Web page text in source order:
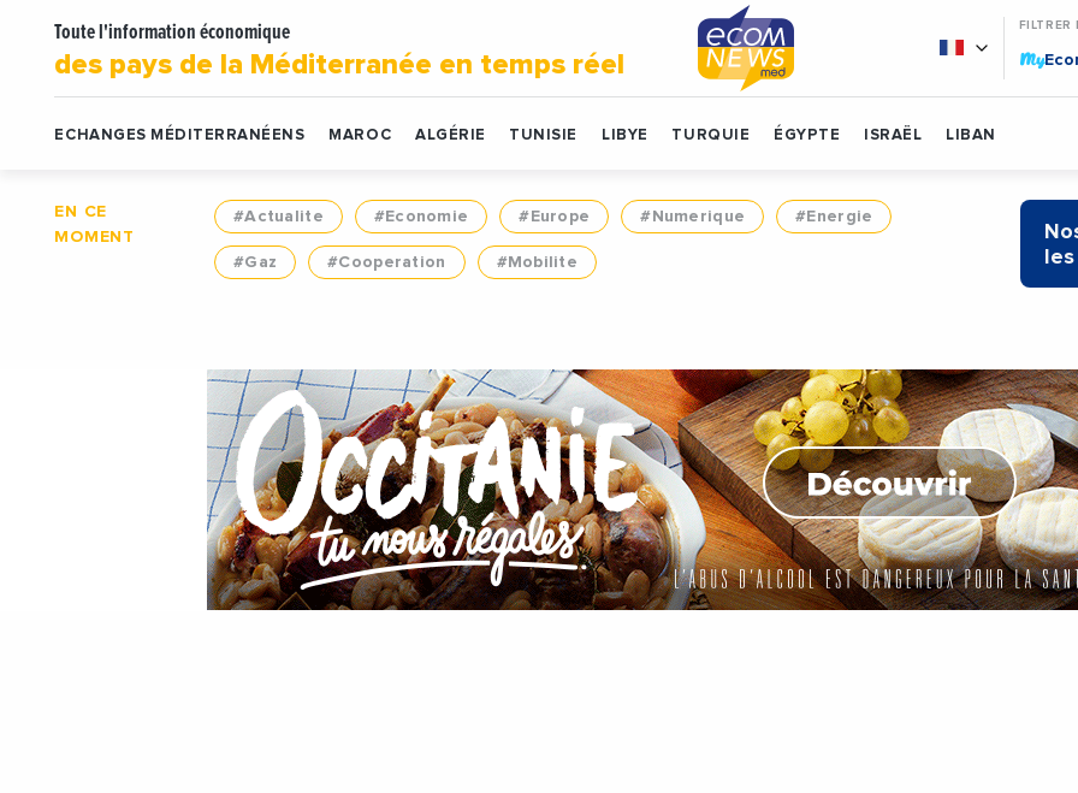
Toute l'information économique
des pays de la Méditerranée en temps réel
FILTRER
My
ECHANGES MÉDITERRANÉENS MAROC ALGÉRIE TUNISIE LIBYE TURQUIE ÉGYPTE ISRAËL LIBAN
EN CE
MOMENT
#Actualite #Economie #Europe #Numerique #Energie
#Gaz #Cooperation #Mobilite